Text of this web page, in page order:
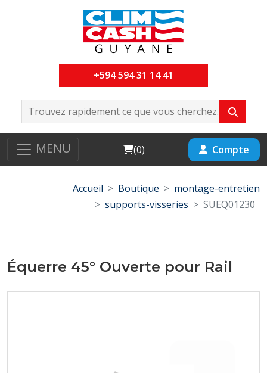
+594 594 31 14 41
MENU Cart
(0) Compte
Accueil Boutique
montage-entretien
supports-visseries
SUEQ01230
Équerre 45° Ouverte pour Rail